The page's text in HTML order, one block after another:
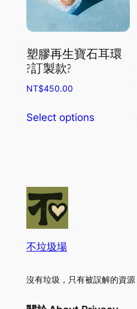
塑膠再生寶石耳環
?訂製款?
NT$450.00
Select optionsproduct
the
不垃圾場
沒有垃圾，只有被誤解的資源